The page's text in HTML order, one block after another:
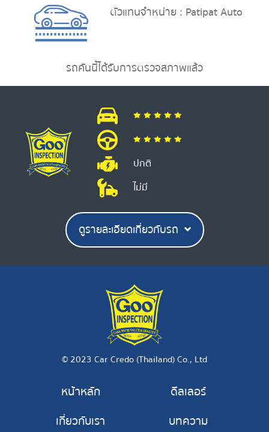
ตัวแทนจำหน่าย : Patipat Auto
รถคันนี้ได้รับการตรวจสภาพแล้ว
ปกติ
ไม่มี
ดูรายละเอียดเกี่ยวกับรถ
© 2023 Car Credo (Thailand) Co., Ltd
หน้าหลัก
เกี่ยวกับเรา
ดีลเลอร์
บทความ